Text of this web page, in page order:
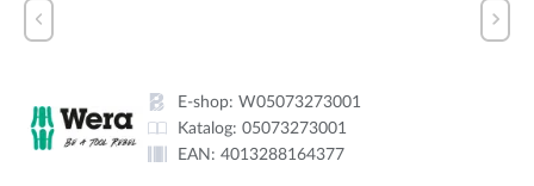
E-shop: W05073273001
Katalog: 05073273001
EAN: 4013288164377